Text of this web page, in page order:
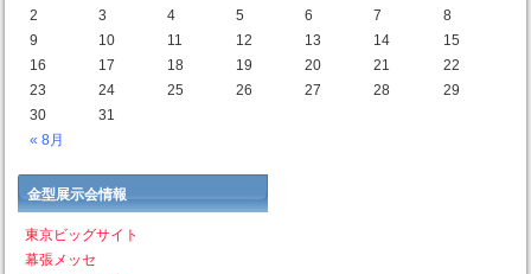
« 8月
2
3 4 5 6 7
8
9
10 11 12 13 14
15
16
17 18 19 20 21
22
23
24 25 26 27 28
29
30
31
金型展示会情報
東京ビッグサイト
幕張メッセ